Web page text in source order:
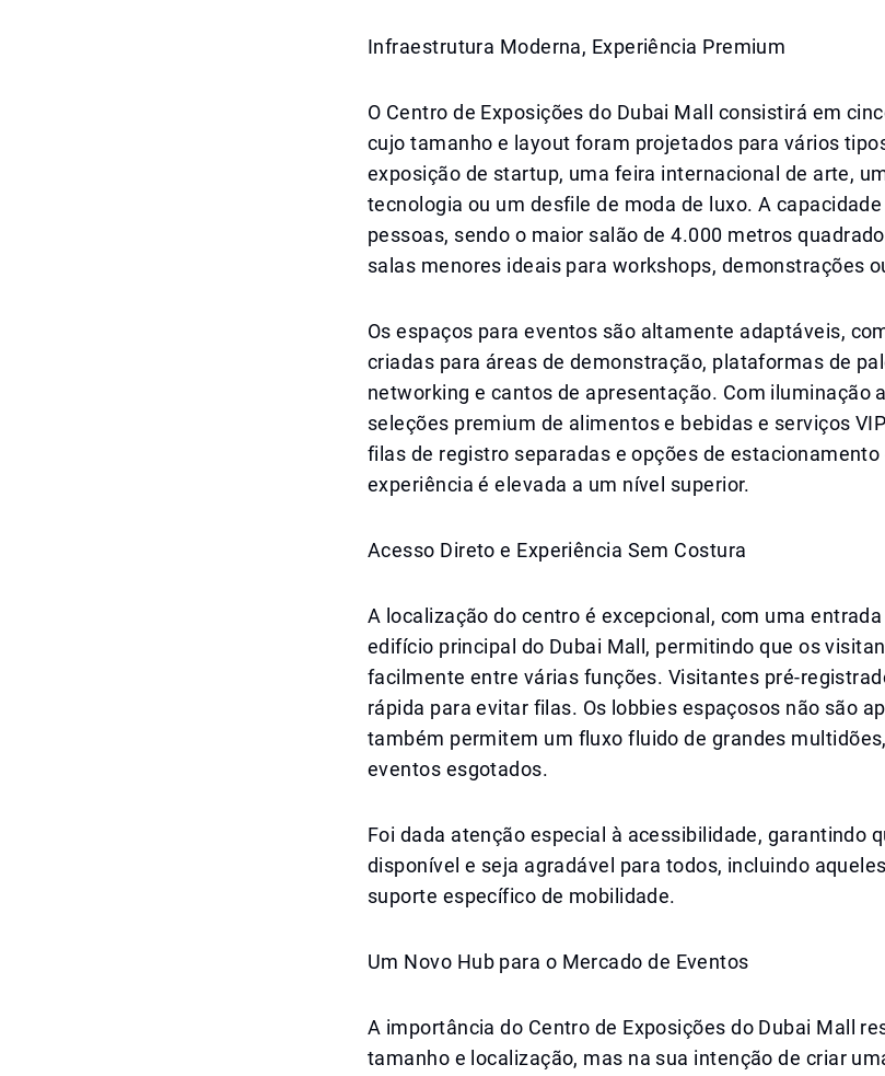
Infraestrutura Moderna, Experiência Premium
O Centro de Exposições do Dubai Mall consistirá em
cujo tamanho e layout foram projetados para vários
exposição de startup, uma feira internacional de arte,
tecnologia ou um desfile de moda de luxo. A
pessoas, sendo o maior salão de 4.000 metros
salas menores ideais para workshops, demonstrações
Os espaços para eventos são altamente adaptáveis,
criadas para áreas de demonstração, plataformas de
networking e cantos de apresentação. Com iluminação
seleções premium de alimentos e bebidas e serviços
filas de registro separadas e opções de
experiência é elevada a um nível superior.
Acesso Direto e Experiência Sem Costura
A localização do centro é excepcional, com uma
edifício principal do Dubai Mall, permitindo que os
facilmente entre várias funções. Visitantes pré-
rápida para evitar filas. Os lobbies espaçosos não são
também permitem um fluxo fluido de grandes
eventos esgotados.
Foi dada atenção especial à acessibilidade, garantindo
disponível e seja agradável para todos, incluindo
suporte específico de mobilidade.
Um Novo Hub para o Mercado de Eventos
A importância do Centro de Exposições do Dubai Mall
tamanho e localização, mas na sua intenção de criar